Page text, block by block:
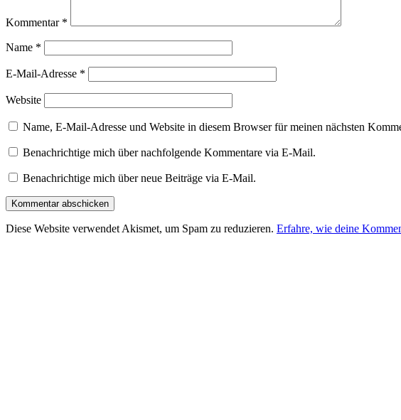
Kommentar *
Name *
E-Mail-Adresse *
Website
Name, E-Mail-Adresse und Website in diesem Browser für meinen nächsten
Benachrichtige mich über nachfolgende Kommentare via E-Mail.
Benachrichtige mich über neue Beiträge via E-Mail.
Diese Website verwendet Akismet, um Spam zu reduzieren. Erfahre, wie deine